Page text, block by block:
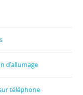
d’allumage
téléphone